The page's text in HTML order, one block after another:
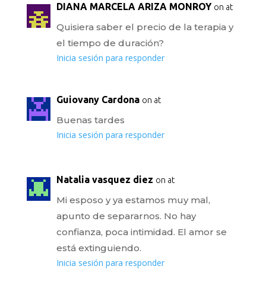
DIANA MARCELA ARIZA MONROY on at
Quisiera saber el precio de la terapia y
el tiempo de duración?
Inicia sesión para responder
Guiovany Cardona on at
Buenas tardes
Inicia sesión para responder
Natalia vasquez diez on at
Mi esposo y ya estamos muy mal,
apunto de separarnos. No hay
confianza, poca intimidad. El amor se
está extinguiendo.
Inicia sesión para responder